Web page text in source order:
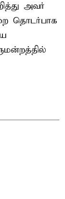
அவர்
தொடர்பாக